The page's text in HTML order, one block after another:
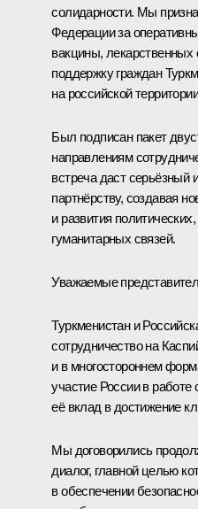
солидарности. Мы
Федерации за
вакцины, лекарственных
поддержку граждан
на российской
Был подписан пакет
направлениям
встреча даст серьёзный
партнёрству, создавая
и развития
гуманитарных связей.
Уважаемые
Туркменистан и
сотрудничество на
и в многостороннем
участие России в работе
её вклад в достижение
Мы договорились
диалог, главной целью
в обеспечении